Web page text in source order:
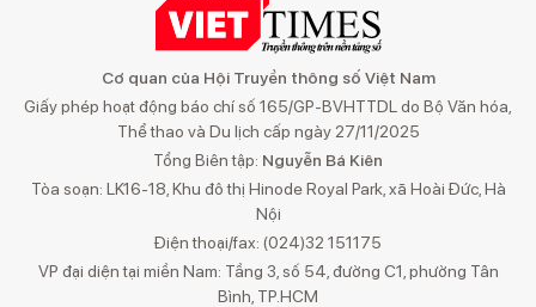
Cơ quan của Hội Truyền thông số Việt Nam
Giấy phép hoạt động báo chí số 165/GP-BVHTTDL do Bộ Văn hóa,
Thể thao và Du lịch cấp ngày 27/11/2025
Tổng Biên tập: Nguyễn Bá Kiên
Tòa soạn: LK16-18, Khu đô thị Hinode Royal Park, xã Hoài Đức, Hà
Nội
Điện thoại/fax: (024)32 151175
VP đại diện tại miền Nam: Tầng 3, số 54, đường C1, phường Tân
Bình, TP.HCM